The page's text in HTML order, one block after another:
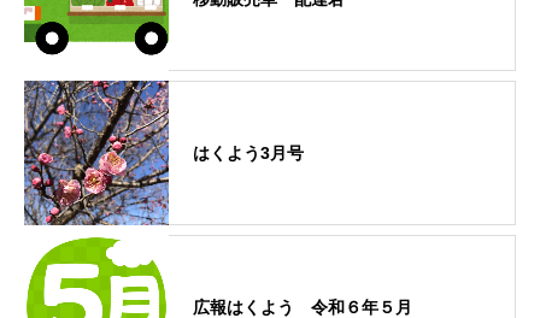
はくよう3月号
広報はくよう 令和６年５月